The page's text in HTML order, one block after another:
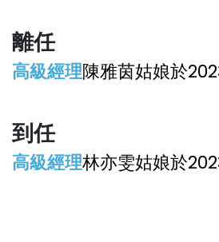
離任
高級經理陳雅茵姑娘於
到任
高級經理林亦雯姑娘於